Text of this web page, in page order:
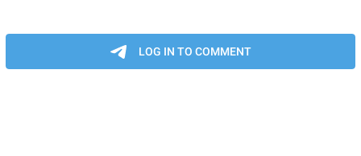
LOG IN TO COMMENT